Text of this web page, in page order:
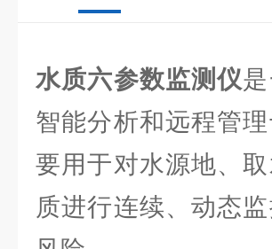
水质六参数监测仪
智能分析和远程管
要用于对水源地、
质进行连续、动态